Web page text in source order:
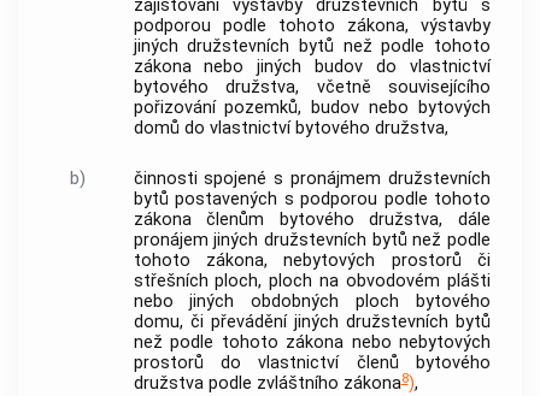
zajišťování výstavby družstevních bytů s
podporou podle tohoto zákona, výstavby
jinýchdružstevních bytů než podle tohoto
zákona nebo jiných budov do vlastnictví
bytového družstva, včetně souvisejícího
pořizování pozemků, budov nebo
bytových
domů do vlastnictví bytového družstva,
b) činnosti spojené s pronájmem družstevních
bytů postavených spodporou podle tohoto
zákona členům bytového družstva, dále
pronájem jiných družstevních bytů než podle
tohoto zákona, nebytových prostorů či
střešních ploch, ploch na obvodovém plášti
nebo jiných obdobných ploch bytového
domu, či převádění jiných družstevních bytů
než podle tohoto zákona nebo nebytových
prostorů do vlastnictví členů bytového
družstva podle zvláštního zákona8),